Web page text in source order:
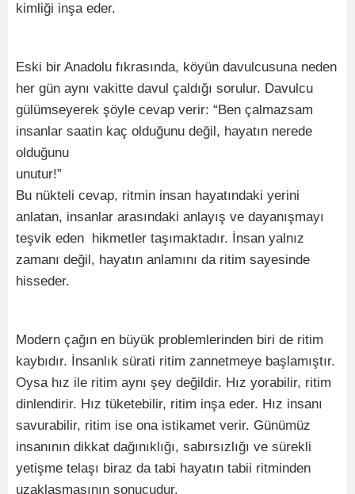
kimliği inşa eder.
Eski bir Anadolu fıkrasında, köyün davulcusuna neden
her gün aynı vakitte davul çaldığı sorulur. Davulcu
gülümseyerek şöyle cevap verir: “Ben çalmazsam
insanlar saatin kaç olduğunu değil, hayatın nerede
olduğunu
Bu nükteli cevap, ritmin insan hayatındaki yerini
anlatan, insanlar arasındaki anlayış ve dayanışmayı
teşvik eden hikmetler taşımaktadır. İnsan yalnız
zamanı değil, hayatın anlamını da ritim sayesinde
hisseder.
Modern çağın en büyük problemlerinden biri de ritim
kaybıdır. İnsanlık sürati ritim zannetmeye başlamıştır.
Oysa hız ile ritim aynı şey değildir. Hız yorabilir, ritim
dinlendirir. Hız tüketebilir, ritim inşa eder. Hız insanı
savurabilir, ritim ise ona istikamet verir. Günümüz
insanının dikkat dağınıklığı, sabırsızlığı ve sürekli
yetişme telaşı biraz da tabi hayatın tabii ritminden
uzaklaşmasının sonucudur.